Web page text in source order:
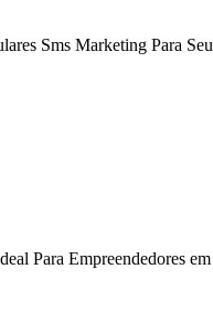
Sms Marketing Para
Para Empreendedores